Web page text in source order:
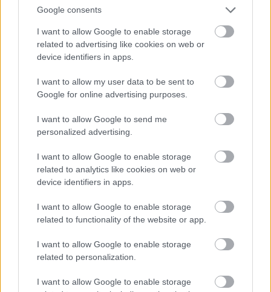
Google consents
I want to allow Google to enable storage
related to advertising like cookies on web or
device identifiers in apps.
I want to allow my user data to be sent to
Google for online advertising purposes.
I want to allow Google to send me
personalized advertising.
I want to allow Google to enable storage
related to analytics like cookies on web or
device identifiers in apps.
I want to allow Google to enable storage
related to functionality of the website or app.
I want to allow Google to enable storage
related to personalization.
I want to allow Google to enable storage
Meccs Center
Paris Saint-Germainvs
Manchester United
Felkészülési szezon 4. mérkőzés
Nya Ullevi, Göteborg
0 nap 1 óra 37 perc 52 másodperc
Leeds Unitedvs Manchester United2026-08-12 20:30
Manchester United 2026-08-15 18:00
ELŐZŐ MÉRKŐZÉSEK